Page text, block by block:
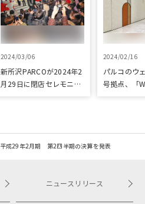
2024/03/06
新所沢PARCOが2024年2
月29日に閉店セレモニー
2024/02/16
パルコのウ
号拠点、「
平成29年2月期 第2四半期の決算を発表
ニュースリリース